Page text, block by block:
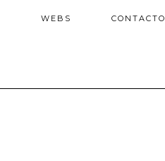
WEBS CONTACTO